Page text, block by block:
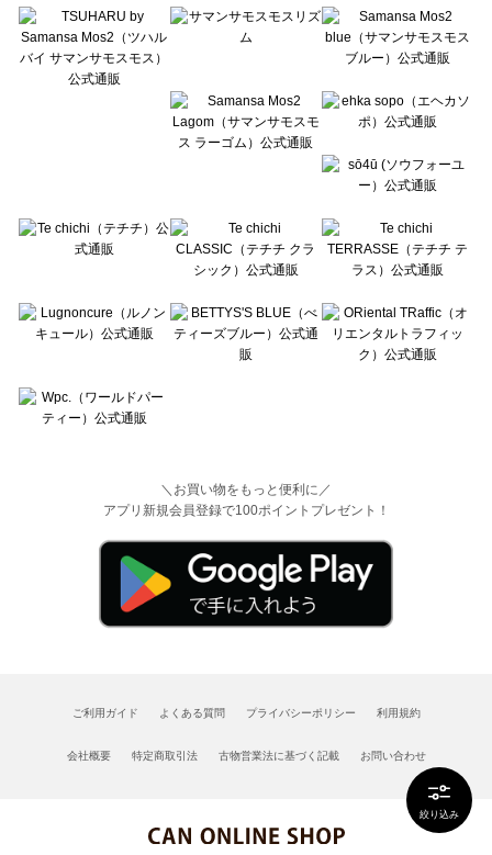
絞り込み
Lugnoncure（ルノンキュール）のバッグ一覧
BETTY'S BLUE（べティーズブルー）のバッグ一覧
Wpc.（ワールドパーティー）のバッグ一覧
＼お買い物をもっと便利に／
アプリ新規会員登録で100ポイントプレゼント！
ご利用ガイド よくある質問 プライバシーポリシー 利用規約
会社概要 特定商取引法 古物営業法に基づく記載 お問い合わせ